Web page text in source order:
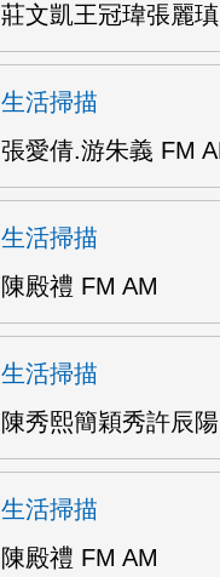
莊文凱王冠瑋張麗
生活掃描
張愛倩.游朱義 FM
生活掃描
陳殿禮 FM AM
生活掃描
陳秀熙簡穎秀許辰
生活掃描
陳殿禮 FM AM